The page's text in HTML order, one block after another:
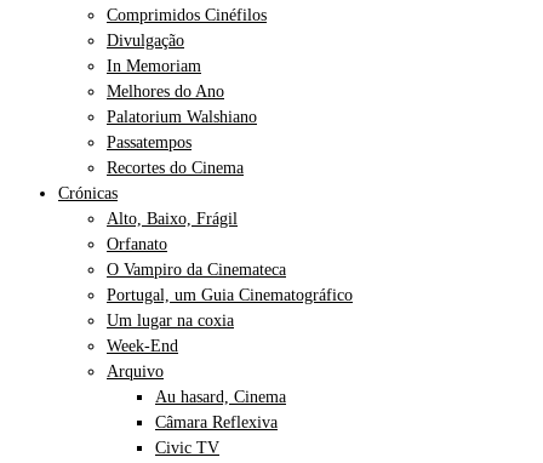
Comprimidos Cinéfilos
Divulgação
In Memoriam
Melhores do Ano
Palatorium Walshiano
Passatempos
Recortes do Cinema
Crónicas
Alto, Baixo, Frágil
Orfanato
O Vampiro da Cinemateca
Portugal, um Guia Cinematográfico
Um lugar na coxia
Week-End
Arquivo
Au hasard, Cinema
Câmara Reflexiva
Civic TV